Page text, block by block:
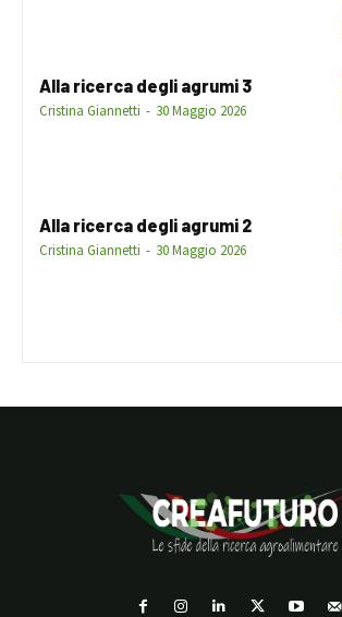
Alla ricerca degli agrumi 3
Cristina Giannetti - 30 Maggio 2026
Alla ricerca degli agrumi 2
Cristina Giannetti - 30 Maggio 2026